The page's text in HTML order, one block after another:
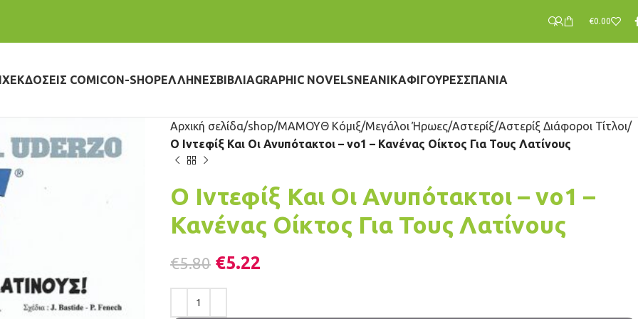
€0.00
ΕΚΔΌΣΕΙΣ COMICON-SHOPΈΛΛΗΝΕΣΒΙΒΛΊΑGRAPHIC NOVELSΝΕΑΝΙΚΆΦΙΓΟΎΡΕΣΣΠΆΝΙΑ
Αρχική σελίδα shop ΜΑΜΟΥΘ Κόμιξ Μεγάλοι Ήρωες Αστερίξ Αστερίξ Διάφοροι Τίτλοι
Ο Ιντεφίξ Και Οι Ανυπότακτοι – νο1 – Κανένας Οίκτος Για Τους Λατίνους
Ο Ιντεφίξ Και Οι Ανυπότακτοι – νο1 –
Κανένας Οίκτος Για Τους Λατίνους
€5.80 €5.22